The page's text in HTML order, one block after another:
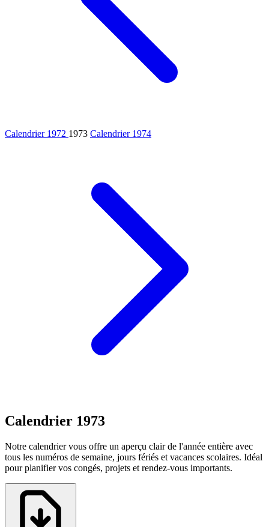
Calendrier 1972 1973 Calendrier 1974
Calendrier 1973
Notre calendrier vous offre un aperçu clair de l'année entière avec
tous les numéros de semaine, jours fériés et vacances scolaires. Idéal
pour planifier vos congés, projets et rendez-vous importants.